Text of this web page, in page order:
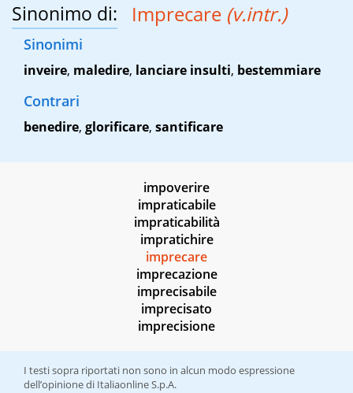
Sinonimo di: Imprecare (v.intr.)
Sinonimi
inveire, maledire, lanciare insulti, bestemmiare
Contrari
benedire, glorificare, santificare
impoverire
impraticabile
impraticabilità
impratichire
imprecare
imprecazione
imprecisabile
imprecisato
imprecisione
I testi sopra riportati non sono in alcun modo espressione
dell’opinione di Italiaonline S.p.A.